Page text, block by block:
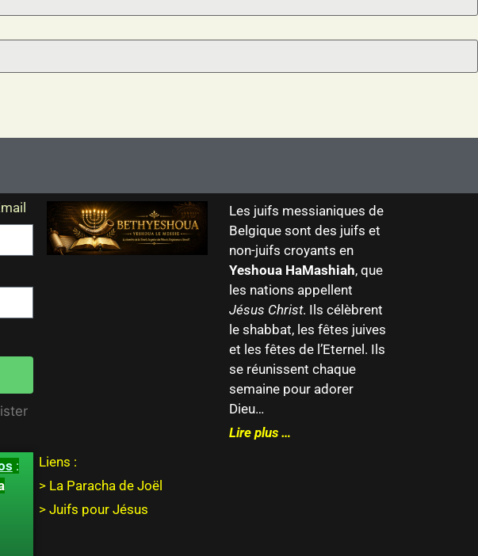
Les juifs messianiques de
Belgique sont des juifs et
non-juifs croyants en
Yeshoua HaMashiah, que
les nations appellent
Jésus Christ. Ils célèbrent
le shabbat, les fêtes juives
et les fêtes de l’Eternel. Ils
se réunissent chaque
semaine pour adorer
Dieu…
Lire plus …
:
Liens :
> La Paracha de Joël
>Juifs pour Jésus